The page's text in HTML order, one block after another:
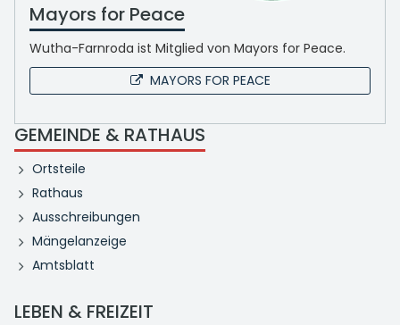
Mayors for Peace
Wutha-Farnroda ist Mitglied von Mayors for Peace.
MAYORS FOR PEACE
GEMEINDE & RATHAUS
Ortsteile
Rathaus
Ausschreibungen
Mängelanzeige
Amtsblatt
LEBEN & FREIZEIT